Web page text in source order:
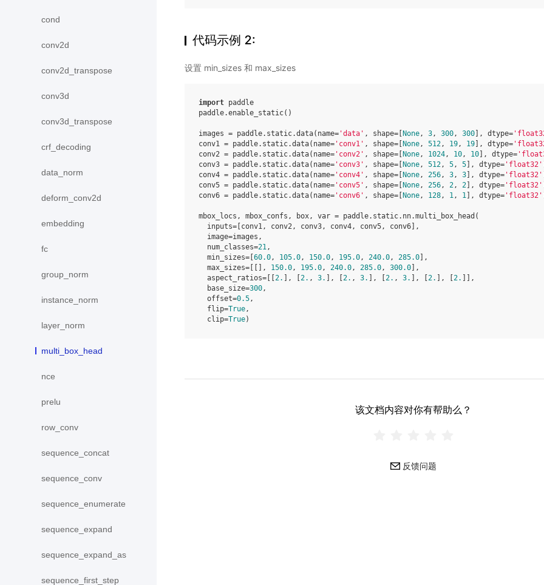
cond
conv2d
conv2d_transpose
conv3d
conv3d_transpose
crf_decoding
data_norm
deform_conv2d
embedding
fc
group_norm
instance_norm
layer_norm
multi_box_head
nce
prelu
row_conv
sequence_concat
sequence_conv
sequence_enumerate
sequence_expand
sequence_expand_as
sequence_first_step
代码示例 2:
设置 min_sizes 和 max_sizes
import paddle
paddle.enable_static()
images = paddle. static.data( name= 'data' , shape= None, 3, 300, 300 ], dtype=
conv1 = paddle. static.data( name= 'conv1' , shape= None, 512, 19, 19 ], dtype=
conv2 = paddle. static.data( name= 'conv2' , shape= None, 1024, 10, 10 ], dtype=
conv3 = paddle. static.data( name= 'conv3' , shape= None, 512, 5, 5 ], dtype= 'float32'
conv4 = paddle. static.data( name= 'conv4' , shape= None, 256, 3, 3 ], dtype= 'float32'
conv5 = paddle. static.data( name= 'conv5' , shape= None, 256, 2, 2 ], dtype= 'float32'
conv6 = paddle. static.data( name= 'conv6' , shape= None, 128, 1, 1 ], dtype= 'float32'
mbox_locs , mbox_confs , box, var = paddle. static. nn.multi_box_head (
inputs= conv1, conv2, conv3, conv4, conv5, conv6 ],
image=images ,
num_classes=21,
min_sizes= 60.0, 105.0, 150.0, 195.0, 240.0, 285.0 ],
max_sizes= [[], 150.0, 195.0, 240.0, 285.0, 300.0 ],
aspect_ratios= 2. ], 2. , 3. ], 2. , 3. ], 2. , 3. ], 2. ], 2.
]],
base_size=300,
offset=0.5,
flip=True,
clip=True)
该文档内容对你有帮助么？
反馈问题